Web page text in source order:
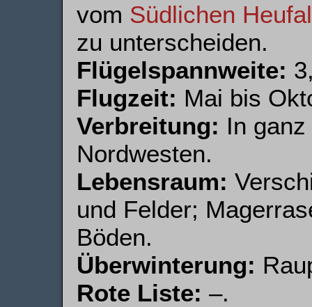
vom Südlichen
zu unterscheiden.
Flügelspannweite:
Flugzeit: Mai bis
Verbreitung: In
Nordwesten.
Lebensraum:
und Felder;
Böden.
Überwinterung:
Rote Liste: –.